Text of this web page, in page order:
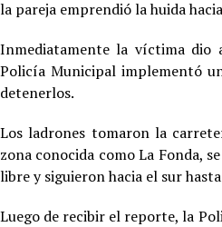
la pareja emprendió la huida
Inmediatamente la víctima dio
Policía Municipal implementó
detenerlos.
Los ladrones tomaron la
zona conocida como La Fonda,
libre y siguieron hacia el sur
Luego de recibir el reporte, la